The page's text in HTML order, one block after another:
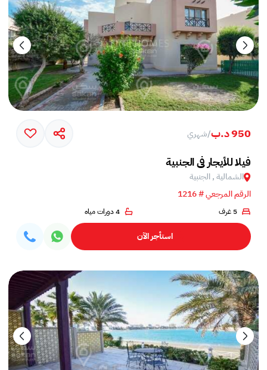
950 د.ب /شهري
فيلا للأيجار في الجنبية
الشمالية , الجنبية
الرقم المرجعي # 1216
5 غرف 4 دورات مياه
استأجر الآن